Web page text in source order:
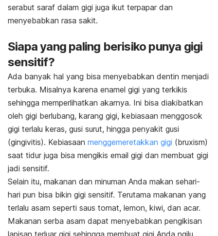
serabut saraf dalam gigi juga ikut terpapar dan
menyebabkan rasa sakit.
Siapa yang paling berisiko punya gigi
sensitif?
Ada banyak hal yang bisa menyebabkan dentin menjadi
terbuka. Misalnya karena enamel gigi yang terkikis
sehingga memperlihatkan akarnya. Ini bisa diakibatkan
oleh gigi berlubang, karang gigi, kebiasaan menggosok
gigi terlalu keras, gusi surut, hingga penyakit gusi
(gingivitis). Kebiasaan menggemeretakkan gigi (bruxism)
saat tidur juga bisa mengikis email gigi dan membuat gigi
jadi sensitif.
Selain itu, makanan dan minuman Anda makan sehari-
hari pun bisa bikin gigi sensitif. Terutama makanan yang
terlalu asam seperti saus tomat, lemon, kiwi, dan acar.
Makanan serba asam dapat menyebabkan pengikisan